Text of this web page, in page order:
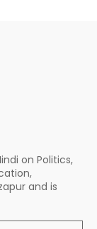
on Politics,
and is